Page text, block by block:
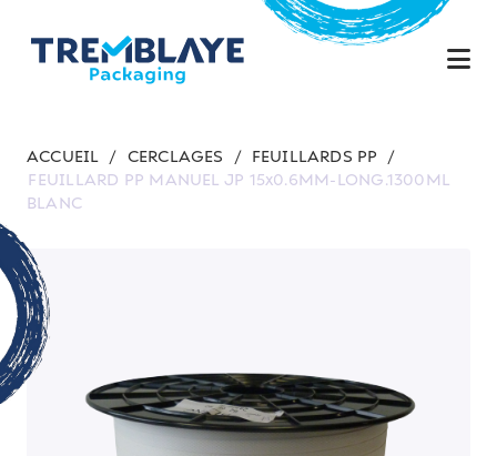
ACCUEIL / CERCLAGES / FEUILLARDS PP
/
FEUILLARD PP MANUEL JP 15x0.6MM-LONG.1300ML
BLANC